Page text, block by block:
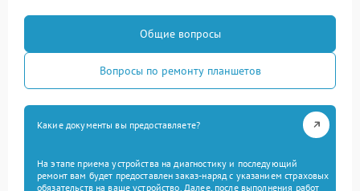
Общие вопросы
Вопросы по ремонту планшетов
Какие документы вы предоставляете?
На этапе приема устройства на диагностику и последующий
ремонт вам будет предоставлен заказ-наряд с указанием страховых
обязательств на ваше устройство. Далее, после выполнения работ